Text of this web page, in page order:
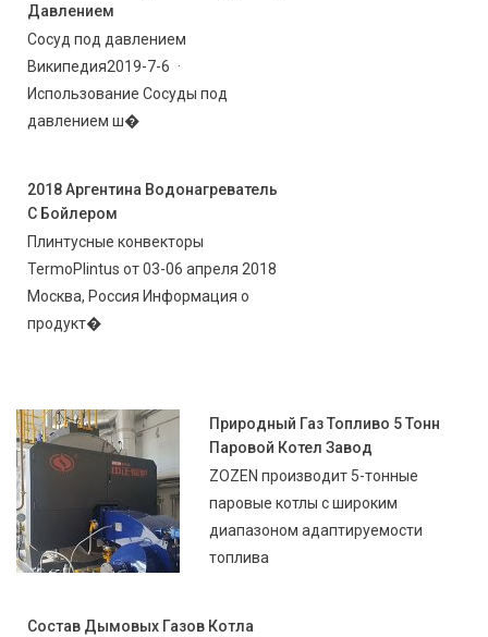
Давлением
Сосуд под давлением
Википедия2019-7-6 ·
Использование Сосуды под
давлением ш�
2018 Аргентина Водонагреватель
С Бойлером
Плинтусные конвекторы
TermoPlintus от 03-06 апреля 2018
Москва, Россия Информация о
продукт�
Природный Газ Топливо 5 Тонн
Паровой Котел Завод
ZOZEN производит 5-тонные
паровые котлы с широким
диапазоном адаптируемости
топлива
Состав Дымовых Газов Котла